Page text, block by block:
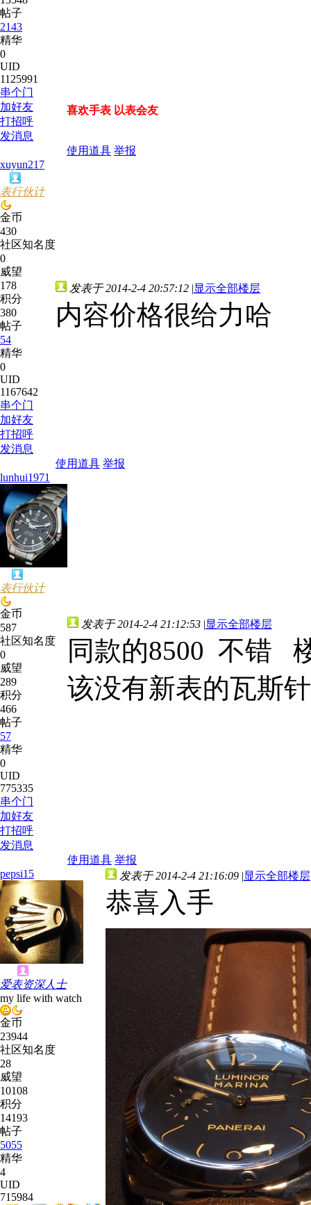
帖子
2143
精华
0
UID
1125991
串个门
加好友
打招呼
发消息
喜欢手表 以表会友
使用道具 举报
xuyun217
表行伙计
金币
430
社区知名度
0
威望
178
积分
380
帖子
54
精华
0
UID
1167642
串个门
加好友
打招呼
发消息
发表于 2014-2-4 20:57:12 |显示全部楼层
内容价格很给力哈
使用道具 举报
lunhui1971
表行伙计
金币
587
社区知名度
0
威望
289
积分
466
帖子
57
精华
0
UID
775335
串个门
加好友
打招呼
发消息
发表于 2014-2-4 21:12:53 |显示全部楼层
同款的8500 不错
该没有新表的瓦斯
使用道具 举报
pepsi15
爱表资深人士
my life with watch
金币
23944
社区知名度
28
威望
10108
积分
14193
帖子
5055
精华
4
UID
715984
发表于 2014-2-4 21:16:09 |显示全部楼层
恭喜入手